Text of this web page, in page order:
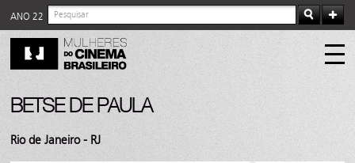
ANO 22
BETSE DE PAULA
Rio de Janeiro - RJ